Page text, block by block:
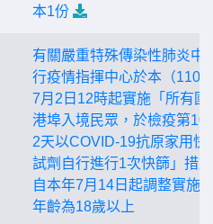
本1份
有關嚴重特殊傳染性肺炎中
行疫情指揮中心於本（110
7月2日12時起實施「所有國
港埠入境民眾，於檢疫第10
2天以COVID-19抗原家用快
試劑自行進行1次快篩」措
自本年7月14日起調整實施
年齡為18歲以上